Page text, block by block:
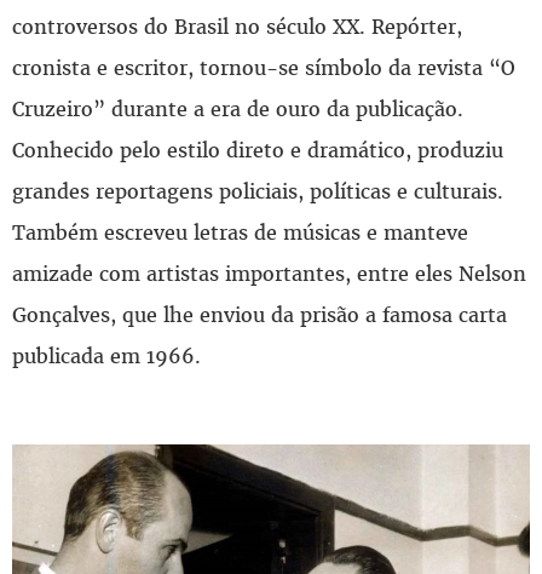
controversos do Brasil no século XX. Repórter,
cronista e escritor, tornou-se símbolo da revista “O
Cruzeiro” durante a era de ouro da publicação.
Conhecido pelo estilo direto e dramático, produziu
grandes reportagens policiais, políticas e culturais.
Também escreveu letras de músicas e manteve
amizade com artistas importantes, entre eles Nelson
Gonçalves, que lhe enviou da prisão a famosa carta
publicada em 1966.